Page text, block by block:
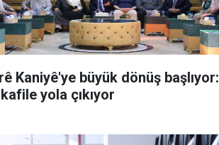
Kaniyê'ye büyük dönüş başlıyor:
yola çıkıyor